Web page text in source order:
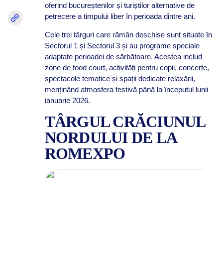
oferind bucureștenilor și turiștilor alternative de
petrecere a timpului liber în perioada dintre ani.
Cele trei târguri care rămân deschise sunt situate în
Sectorul 1 și Sectorul 3 și au programe speciale
adaptate perioadei de sărbătoare. Acestea includ
zone de food court, activități pentru copii, concerte,
spectacole tematice și spații dedicate relaxării,
menținând atmosfera festivă până la începutul lunii
ianuarie 2026.
TÂRGUL CRĂCIUNUL
NORDULUI DE LA
ROMEXPO